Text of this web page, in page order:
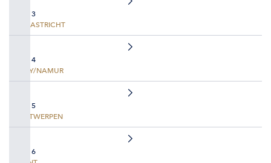
TAG 3
MAASTRICHT
TAG 4
HUY/NAMUR
TAG 5
ANTWERPEN
TAG 6